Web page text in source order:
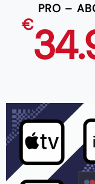
PRO –
€